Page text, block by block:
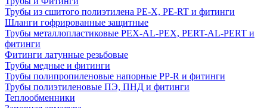
Трубы из сшитого полиэтилена PE-X, PE-RT и фитинги
Шланги гофрированные защитные
Трубы металлопластиковые PEX-AL-PEX, PERT-AL-PERT и
фитинги
Фитинги латунные резьбовые
Трубы медные и фитинги
Трубы полипропиленовые напорные PP-R и фитинги
Трубы полиэтиленовые ПЭ, ПНД и фитинги
Теплообменники